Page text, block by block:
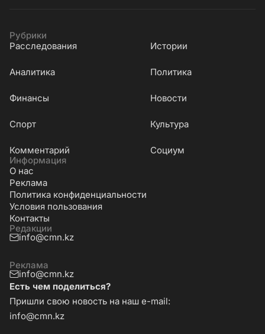
Рубрики
Расследования
Истории
Аналитика Политика
Финансы Новости
Cпорт Культура
Комментарий
Социум
Информация
О нас
Реклама
Политика конфиденциальности
Условия пользования
Контакты
Редакции
info@cmn.kz
Реклама
info@cmn.kz
Есть чем поделиться?
Пришли свою новость на наш e-mail:
info@cmn.kz